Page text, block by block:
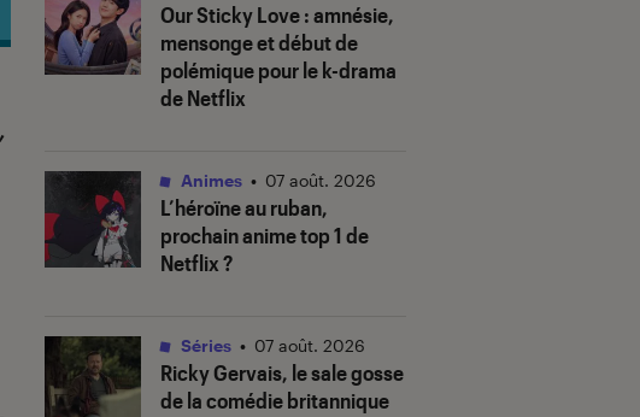
Our Sticky Love: amnésie,
mensonge et début de
polémique pour le k-drama
de Netflix
L’héroïne au ruban,
prochain anime top 1 de
Netflix ?
Animes • 07 août. 2026
Ricky Gervais, le sale gosse
de la comédie britannique
Séries • 07 août. 2026